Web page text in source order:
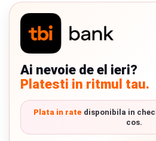
Regulament giveaway
Depozit
Q & A
Branduri
Ai nevoie de el ieri?
Platesti in ritmul tau.
Plata in ratedisponibila in
cos.
Chrome cu detalii negre
Verde cu detalii negre